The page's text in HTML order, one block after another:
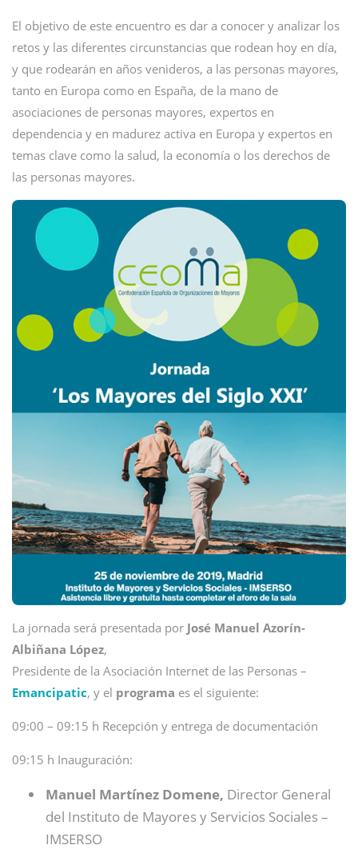
El objetivo de este encuentro es dar a conocer y analizar los
retos y las diferentes circunstancias que rodean hoy en día,
y que rodearán en años venideros, a las personas mayores,
tanto en Europa como en España, de la mano de
asociaciones de personas mayores, expertos en
dependencia y en madurez activa en Europa y expertos en
temas clave como la salud, la economía o los derechos de
las personas mayores.
La jornada será presentada por José Manuel Azorín-
Albiñana López,
Presidente de la Asociación Internet de las Personas –
Emancipatic, y el programa es el siguiente:
09:00 – 09:15 h Recepción y entrega de documentación
09:15 h Inauguración:
Manuel Martínez Domene, Director General
del Instituto de Mayores y Servicios Sociales –
IMSERSO